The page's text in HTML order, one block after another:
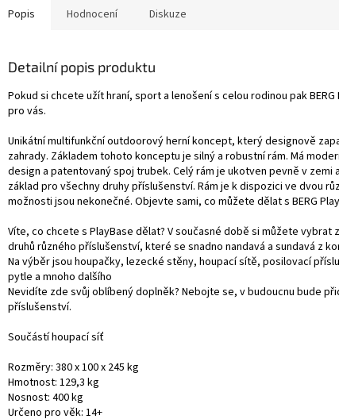
Popis Hodnocení Diskuze
Detailní popis produktu
Pokud si chcete užít hraní, sport a lenošení s celou rodinou pak
pro vás.
Unikátní multifunkční outdoorový herní koncept, který designově
zahrady. Základem tohoto konceptu je silný a robustní rám. Má
design a patentovaný spoj trubek. Celý rám je ukotven pevně v zemi
základ pro všechny druhy příslušenství. Rám je k dispozici ve dvou
možnosti jsou nekonečné. Objevte sami, co můžete dělat s BERG
Víte, co chcete s PlayBase dělat? V současné době si můžete vybrat
druhů různého příslušenství, které se snadno nandavá a sundavá z
Na výběr jsou houpačky, lezecké stěny, houpací sítě, posilovací
pytle a mnoho dalšího
Nevidíte zde svůj oblíbený doplněk? Nebojte se, v budoucnu bude
příslušenství.
Součástí houpací síť
Rozměry: 380 x 100 x 245 kg
Hmotnost: 129,3 kg
Nosnost: 400 kg
Určeno pro věk: 14+